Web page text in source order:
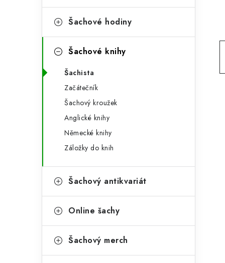
n
n
p
i
Šachové hodiny
Šachové knihy
Šachista
Začátečník
Šachový kroužek
Anglické knihy
Německé knihy
Záložky do knih
Šachový antikvariát
Online šachy
Šachový merch